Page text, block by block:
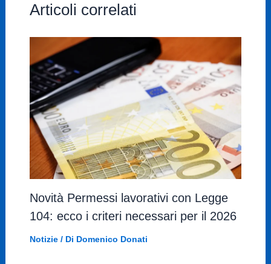
Articoli correlati
Novità Permessi lavorativi con Legge
104: ecco i criteri necessari per il 2026
Notizie/ Di Domenico Donati